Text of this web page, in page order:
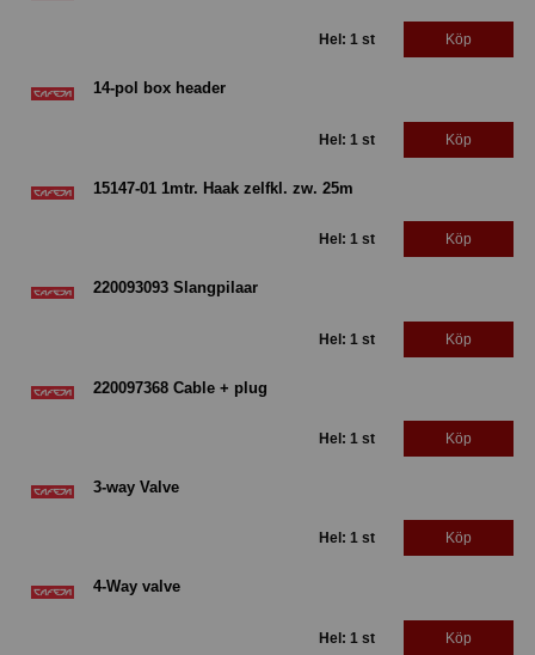
Hel: 1 st Köp
14-pol box header
Hel: 1 st Köp
15147-01 1mtr. Haak zelfkl. zw. 25m
Hel: 1 st Köp
220093093 Slangpilaar
Hel: 1 st Köp
220097368 Cable + plug
Hel: 1 st Köp
3-way Valve
Hel: 1 st Köp
4-Way valve
Hel: 1 st Köp